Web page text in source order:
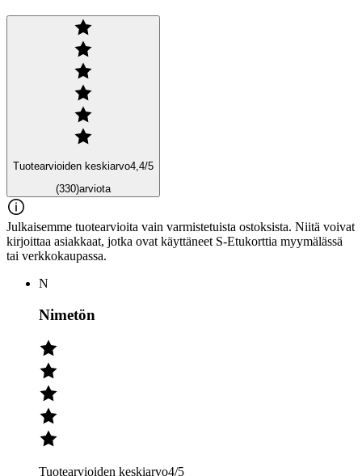
Tuotearvioiden keskiarvo4,4/5
(330)arviota
Julkaisemme tuotearvioita vain varmistetuista ostoksista. Niitä voivat
kirjoittaa asiakkaat, jotka ovat käyttäneet S-Etukorttia myymälässä
tai verkkokaupassa.
N
Nimetön
Tuotearvioiden keskiarvo4/5